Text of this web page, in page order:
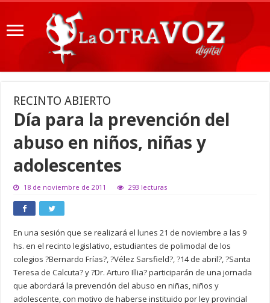
RECINTO ABIERTO
Día para la prevención del
abuso en niños, niñas y
adolescentes
18 de noviembre de 2011 293 lecturas
En una sesión que se realizará el lunes 21 de noviembre a las 9
hs. en el recinto legislativo, estudiantes de polimodal de los
colegios ?Bernardo Frías?, ?Vélez Sarsfield?, ?14 de abril?, ?Santa
Teresa de Calcuta? y ?Dr. Arturo Illia? participarán de una jornada
que abordará la prevención del abuso en niñas, niños y
adolescente, con motivo de haberse instituido por ley provincial